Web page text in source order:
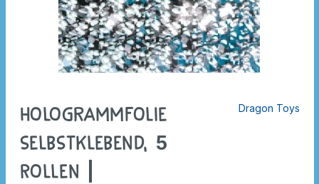
Hologrammfolie
selbstklebend, 5
Rollen |
Dragon Toys